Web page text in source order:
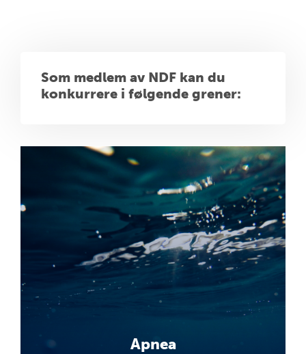
Som medlem av NDF kan du
konkurrere i følgende grener:
Apnea